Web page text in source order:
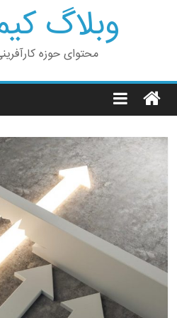
وبلاگ
محتوای حوزه